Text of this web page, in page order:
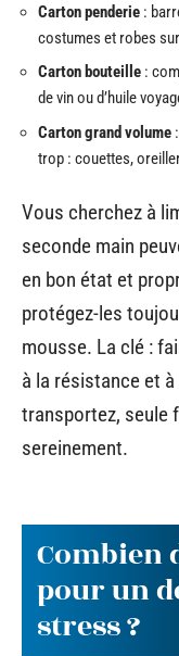
Carton penderie :
costumes et robes
Carton bouteille :
de vin ou d’huile
Carton grand volume
trop : couettes,
Vous cherchez à
seconde main
en bon état et
protégez-les
mousse. La clé :
à la résistance et
transportez, seule
sereinement.
Combien
pour un
stress ?